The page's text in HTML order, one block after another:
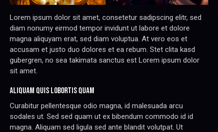
Lorem ipsum dolor sit amet, consetetur sadipscing elitr, sed
diam nonumy eirmod tempor invidunt ut labore et dolore
magna aliquyam erat, sed diam voluptua. At vero eos et
accusam et justo duo dolores et ea rebum. Stet clita kasd
gubergren, no sea takimata sanctus est Lorem ipsum dolor
sit amet.
ALIQUAM QUIS LOBORTIS QUAM
Curabitur pellentesque odio magna, id malesuada arcu
sodales ut. Sed sed quam ut ex bibendum commodo id id
magna. Aliquam sed ligula sed ante blandit volutpat. Ut